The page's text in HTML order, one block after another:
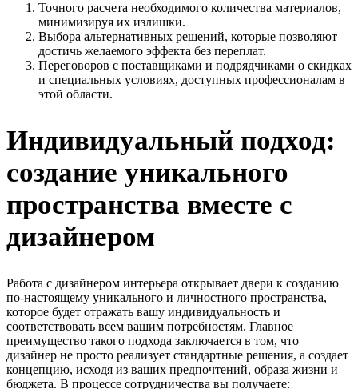
Точного расчета необходимого количества материалов,
минимизируя их излишки.
Выбора альтернативных решений, которые позволяют
достичь желаемого эффекта без переплат.
Переговоров с поставщиками и подрядчиками о скидках
и специальных условиях, доступных профессионалам в
этой области.
Индивидуальный подход:
создание уникального
пространства вместе с
дизайнером
Работа с дизайнером интерьера открывает двери к созданию
по-настоящему уникального и личностного пространства,
которое будет отражать вашу индивидуальность и
соответствовать всем вашим потребностям. Главное
преимущество такого подхода заключается в том, что
дизайнер не просто реализует стандартные решения, а создает
концепцию, исходя из ваших предпочтений, образа жизни и
бюджета. В процессе сотрудничества вы получаете: